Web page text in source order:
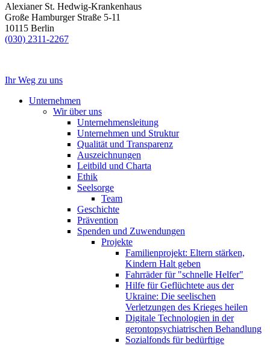
Alexianer St. Hedwig-Krankenhaus
Große Hamburger Straße 5-11
10115 Berlin
(030) 2311-2267
Ihr Weg zu uns
Unternehmen
Wir über uns
Unternehmensleitung
Unternehmen und Struktur
Qualität und Transparenz
Auszeichnungen
Leitbild und Charta
Ethik
Seelsorge
Team
Geschichte
Prävention
Spenden und Zuwendungen
Projekte
Familienprojekt: Eltern stärken,
Kindern Halt geben
Fahrräder für "schnelle Helfer"
Hilfe für Geflüchtete aus der
Ukraine: Die seelischen
Verletzungen des Krieges heilen
Digitale Technologien in der
gerontopsychiatrischen Behandlung
Sozialfonds für bedürftige